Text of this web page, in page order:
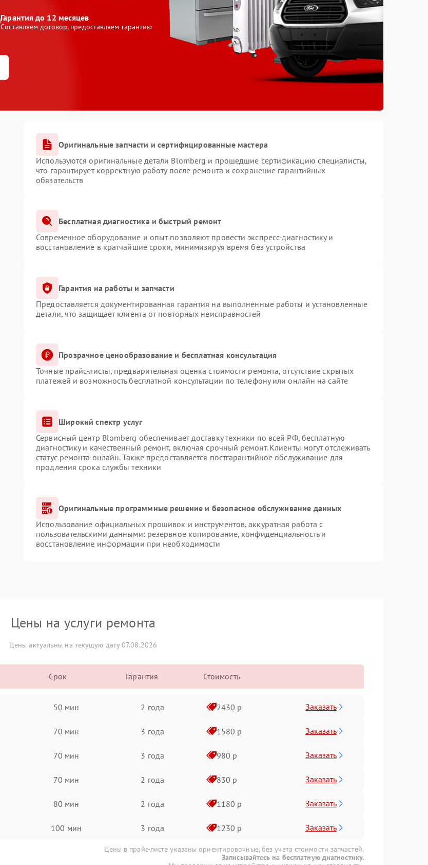
Гарантия до 12 месяцев
Составляем договор, предоставляем гарантию
Оригинальные запчасти и сертифицированные мастера
Используются оригинальные детали Blomberg и прошедшие сертификацию специалисты,
что гарантирует корректную работу после ремонта и сохранение гарантийных
обязательств
Бесплатная диагностика и быстрый ремонт
Современное оборудование и опыт позволяют провести экспресс-диагностику и
восстановление в кратчайшие сроки, минимизируя время без устройства
Гарантия на работы и запчасти
Предоставляется документированная гарантия на выполненные работы и установленные
детали, что защищает клиента от повторных неисправностей
Прозрачное ценообразование и бесплатная консультация
Точные прайс-листы, предварительная оценка стоимости ремонта, отсутствие скрытых
платежей и возможность бесплатной консультации по телефону или онлайн на сайте
Широкий спектр услуг
Сервисный центр Blomberg обеспечивает доставку техники по всей РФ, бесплатную
диагностику и качественный ремонт, включая срочный ремонт. Клиенты могут отслеживать
статус ремонта онлайн. Также предоставляется постгарантийное обслуживание для
продления срока службы техники
Оригинальные программные решение и безопасное обслуживание данных
Использование официальных прошивок и инструментов, аккуратная работа с
пользовательскими данными: резервное копирование, конфиденциальность и
восстановление информации при необходимости
Цены на услуги ремонта
Цены актуальны на текущую дату 07.08.2026
Срок Гарантия Стоимость
50 мин 2 года 2430 р Заказать
70 мин 3 года 1580 р Заказать
70 мин 3 года 980 р Заказать
70 мин 2 года 830 р Заказать
80 мин 2 года 1180 р Заказать
100 мин 3 года 1230 р Заказать
Цены в прайс-листе указаны ориентировочные, без учета стоимости запчастей.
Записывайтесь на бесплатную диагностику.